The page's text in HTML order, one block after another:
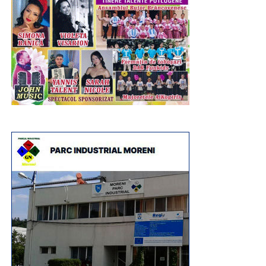
Și, ca o încununare a evenimentulului „Ziua Comunei
amplasată în parc, au evoluat pe parcursul întregii după
amiezi și până târziu în noapte, copiii, artiști în devenire,
și soliști celebri, invitați special pentru a încânta miiile de
oameni veniți nu numai din Șotânga, ci din toate
localitățile învecinate, pentru a se bucura de muzica
populara interpretată de artiștii Ansamblului Folcloric
„Chindia”, dirijat de Ionuț Dumitrescu. Apoi, rând pe rând,
au fost aplaudați la scenă deschisă și au încins atmosfera
Cristina Turcu Preda, Simona Dinescu, Raoul, Lino
Peştera Ialomiţei are o dezvoltare cumulată de 1.128
metri, dintre care doar 480 sunt accesibili şi amenajaţi
pentru vizitare. Temperatura în peşteră oscilează între 5 şi
6 grade. Umiditatea este destul de mare, între 85 şi 100%.